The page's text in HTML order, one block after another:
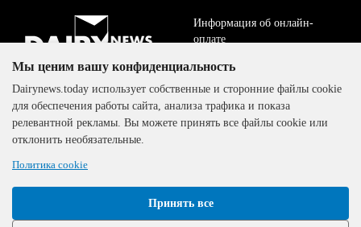
The DairyNews, все права
защищены, 2000-2024
Информация об онлайн-
оплате
ДОГОВОР-ОФЕРТА
Политика
конфиденциальности
Мы ценим вашу конфиденциальность
Dairynews.today использует собственные и сторонние файлы cookie
для обеспечения работы сайта, анализа трафика и показа
релевантной рекламы. Вы можете принять все файлы cookie или
отклонить необязательные.
Политика cookie
Принять все